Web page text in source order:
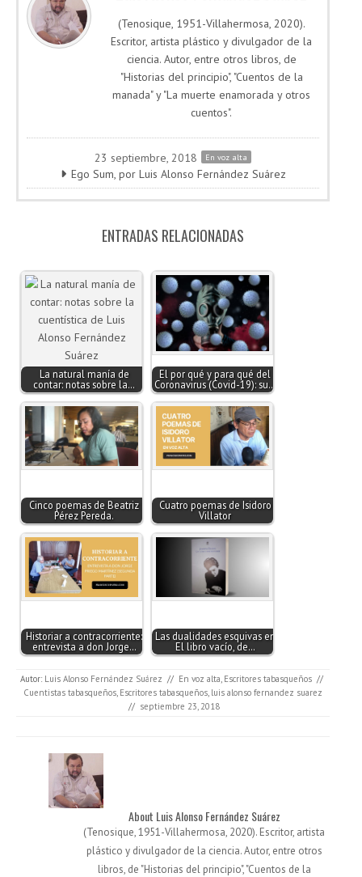
(Tenosique, 1951-Villahermosa, 2020).
Escritor, artista plástico y divulgador de la
ciencia. Autor, entre otros libros, de
"Historias del principio", "Cuentos de la
manada" y "La muerte enamorada y otros
cuentos".
23 septiembre, 2018 En voz alta
Ego Sum, por Luis Alonso Fernández Suárez
ENTRADAS RELACIONADAS
La natural manía de
contar: notas sobre la…
El por qué y para qué del
Coronavirus (Covid-19): su…
Cinco poemas de Beatriz
Pérez Pereda.
Cuatro poemas de Isidoro
Villator
Historiar a contracorriente:
entrevista a don Jorge…
Las dualidades esquivas en
El libro vacío, de…
Autor: Luis Alonso Fernández Suárez // En voz alta, Escritores tabasqueños //
Cuentistas tabasqueños, Escritores tabasqueños, luis alonso fernandez suarez
// septiembre 23, 2018
About Luis Alonso Fernández Suárez
(Tenosique, 1951-Villahermosa, 2020). Escritor, artista
plástico y divulgador de la ciencia. Autor, entre otros
libros, de "Historias del principio", "Cuentos de la